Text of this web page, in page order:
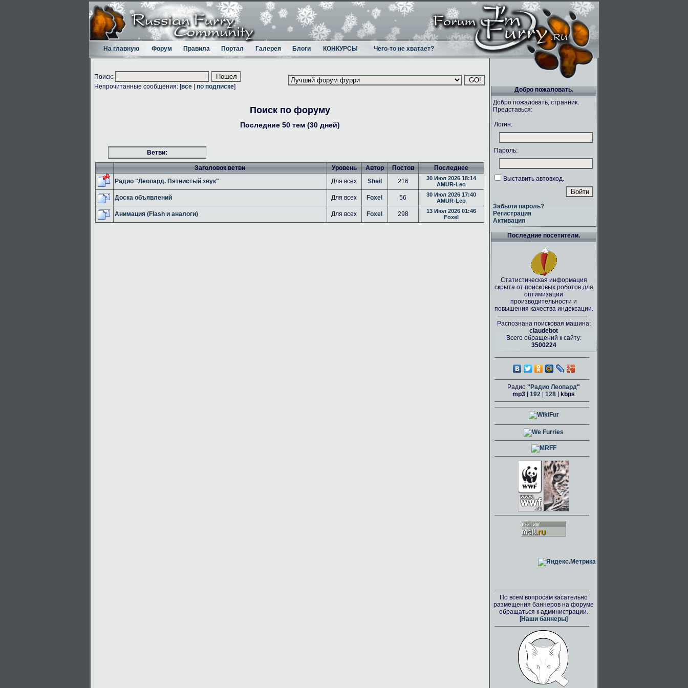
На главную Форум Правила Портал Галерея Блоги КОНКУРСЫ Чего-то не хватает?
Поиск:
Непрочитанные сообщения: [все по подписке]
Поиск по форуму
Последние 50 тем (30 дней)
Ветви:
Заголовок ветви Уровень Автор Постов
Последнее
Радио "Леопард. Пятнистый звук"
Для всех Sheil 216
30 Июл 2026 18:14
AMUR-Leo
Доска объявлений Для всех Foxel 56
30 Июл 2026 17:40
AMUR-Leo
Анимация (Flash и аналоги) Для всех Foxel 298
13 Июл 2026 01:46
Foxel
Добро пожаловать.
Добро пожаловать, странник.
Представься:
Логин:
Пароль:
Выставить автовход.
Забыли пароль?
Регистрация
Активация
Последние посетители.
Статистическая информация
скрыта от поисковых роботов для
оптимизации
производительности и
повышения качества индексации.
Распознана поисковая машина:
claudebot
Всего обращений к сайту:
3500224
Радио " Радио Леопард"
mp3 [192 128 ] kbps
По всем вопросам касательно
размещения баннеров на форуме
обращаться к администрации.
[Наши баннеры]